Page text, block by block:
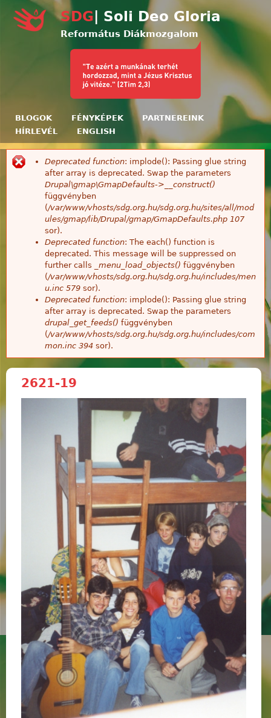
Ugrás a tartalomra
SDG | Soli Deo Gloria
Református Diákmozgalom
BLOGOK FÉNYKÉPEK
PARTNEREINK
HÍRLEVÉL
ENGLISH
Hibaüzenet
Deprecated function: implode(): Passing glue string
after array is deprecated. Swap the parameters
Drupal\gmap\GmapDefaults->__construct()
függvényben
(/var/www/vhosts/sdg.org.hu/sdg.org.hu/sites/all/mod
ules/gmap/lib/Drupal/gmap/GmapDefaults.php 107
sor).
Deprecated function: The each() function is
deprecated. This message will be suppressed on
further calls
_menu_load_objects() függvényben
(/var/www/vhosts/sdg.org.hu/sdg.org.hu/includes/men
u.inc 579 sor).
Deprecated function: implode(): Passing glue string
after array is deprecated. Swap the parameters
drupal_get_feeds() függvényben
(/var/www/vhosts/sdg.org.hu/sdg.org.hu/includes/com
mon.inc 394 sor).
2621-19